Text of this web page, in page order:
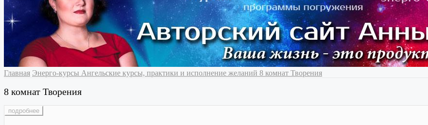
Главная Энерго-курсы Ангельские курсы, практики и исполнение желаний 8 комнат Творения
8 комнат Творения
подробнее